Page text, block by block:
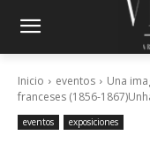
Inicio eventos
Una
franceses (1856-
eventos exposiciones